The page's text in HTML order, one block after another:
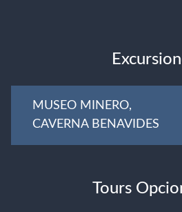
MUSEO MINERO,
CAVERNA BENAVIDES
Tours